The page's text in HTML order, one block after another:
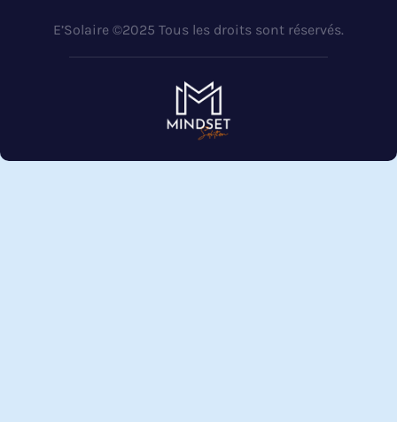
E’Solaire ©2025 Tous les droits sont réservés.